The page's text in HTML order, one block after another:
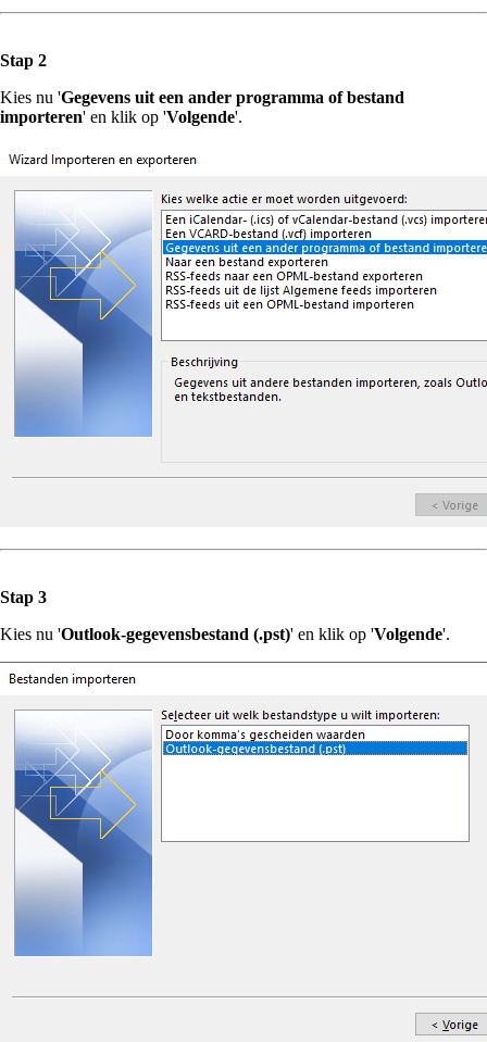
Stap 2
Kies nu 'Gegevens uit een ander programma of bestand
importeren' en klik op 'Volgende'.
Stap 3
Kies nu 'Outlook-gegevensbestand (.pst)' en klik op 'Volgende'.